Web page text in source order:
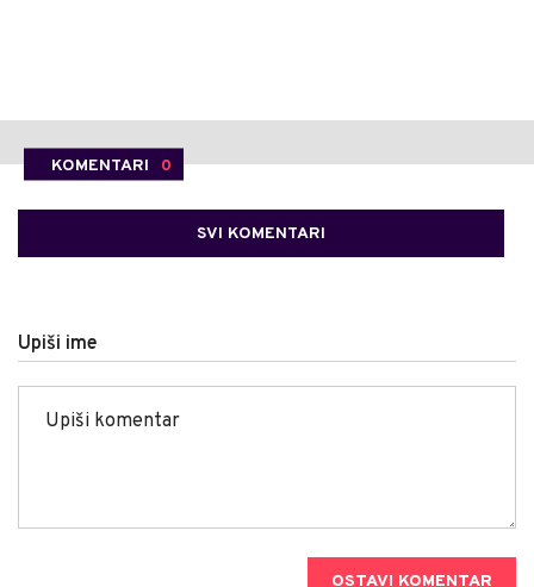
KOMENTARI 0
SVI KOMENTARI
Upiši ime
OSTAVI KOMENTAR